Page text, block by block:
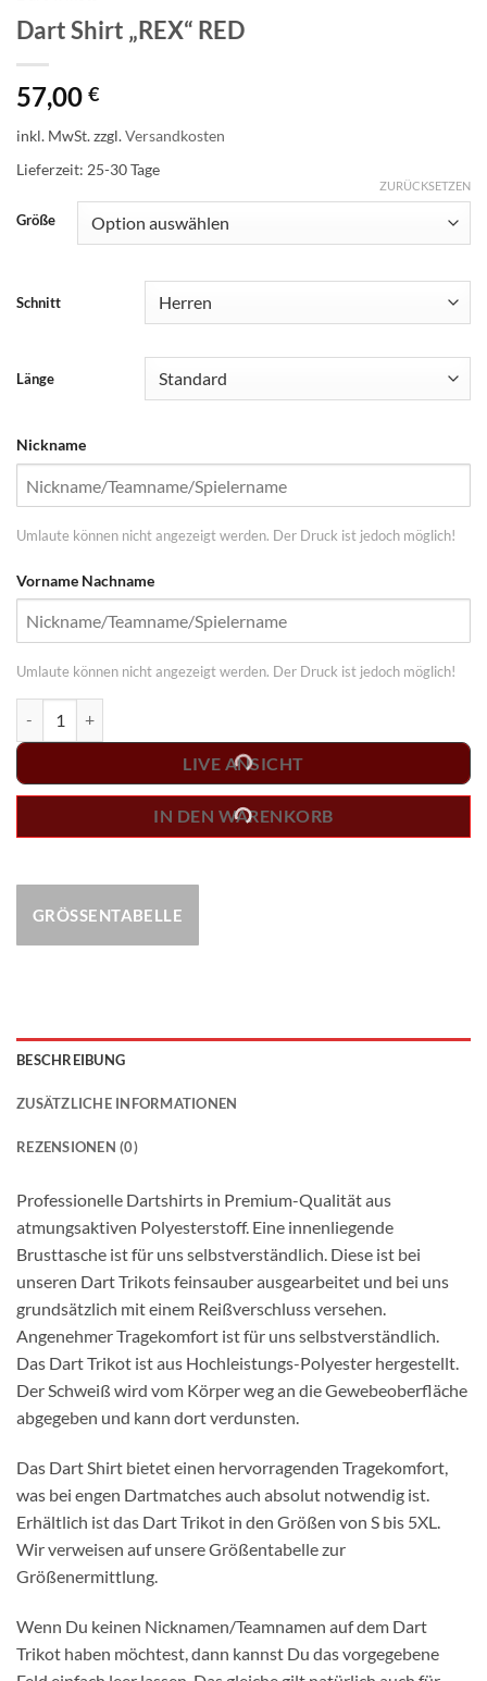
Dart Shirt „REX“ RED
57,00 €
inkl. MwSt.zzgl.Versandkosten
Lieferzeit: 25-30 Tage
Größe
ZURÜCKSETZEN
Schnitt
Länge
Nickname
Umlaute können nicht angezeigt werden. Der Druck ist jedoch möglich!
Vorname Nachname
Umlaute können nicht angezeigt werden. Der Druck ist jedoch möglich!
LIVE ANSICHT
IN DEN WARENKORB
GRÖSSENTABELLE
BESCHREIBUNG
ZUSÄTZLICHE INFORMATIONEN
REZENSIONEN (0)
Professionelle Dartshirts in Premium-Qualität aus
atmungsaktiven Polyesterstoff. Eine innenliegende
Brusttasche ist für uns selbstverständlich. Diese ist bei
unseren Dart Trikots feinsauber ausgearbeitet und bei uns
grundsätzlich mit einem Reißverschluss versehen.
Angenehmer Tragekomfort ist für uns selbstverständlich.
Das Dart Trikot ist aus Hochleistungs-Polyester hergestellt.
Der Schweiß wird vom Körper weg an die Gewebeoberfläche
abgegeben und kann dort verdunsten.
Das Dart Shirt bietet einen hervorragenden Tragekomfort,
was bei engen Dartmatches auch absolut notwendig ist.
Erhältlich ist das Dart Trikot in den Größen von S bis 5XL.
Wir verweisen auf unsere Größentabelle zur
Größenermittlung.
Wenn Du keinen Nicknamen/Teamnamen auf dem Dart
Trikot haben möchtest, dann kannst Du das vorgegebene